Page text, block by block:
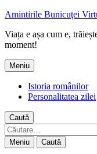
Amintirile Bunicuţei
Viața e așa cum e,
moment!
Meniu
Istoria românilor
Personalitatea zilei
Caută
Caută
după:
Meniu Caută